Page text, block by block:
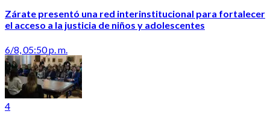
Zárate presentó una red interinstitucional para fortalecer
el acceso a la justicia de niños y adolescentes
6/8, 05:50 p. m.
4